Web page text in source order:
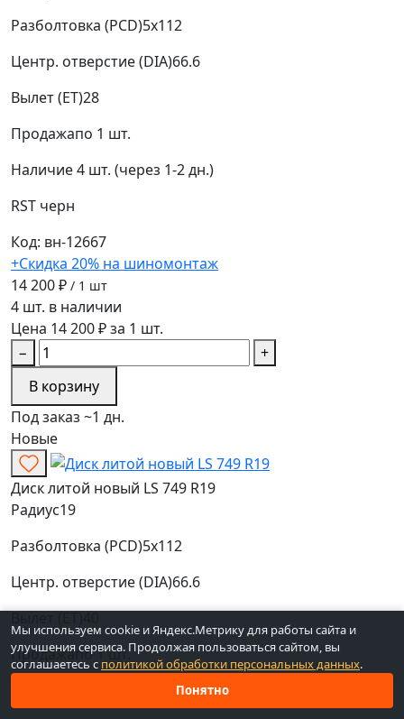
Разболтовка (PCD)5x112
Центр. отверстие (DIA)66.6
Вылет (ET)28
Продажапо 1 шт.
Наличие4 шт. (через 1-2 дн.)
RST черн
Код: вн-12667
+Скидка 20% на шиномонтаж
14 200 ₽ / 1 шт
4 шт. в наличии
Цена 14 200 ₽ за 1 шт.
−
+
В корзину
Под заказ ~1 дн.
Новые
Диск литой новый LS 749 R19
Радиус19
Разболтовка (PCD)5x112
Центр. отверстие (DIA)66.6
Продажапо 1 шт.
1 шт. (через 4-7 дн.)
Мы используем cookie и Яндекс.Метрику для работы сайта и
улучшения сервиса. Продолжая пользоваться сайтом, вы
соглашаетесь с политикой обработки персональных данных.
Понятно